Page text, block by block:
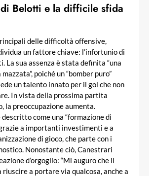
di Belotti e la difficile sfida
delle difficoltà offensive,
un fattore chiave: l’infortunio di
La sua assenza è stata definita “una
poiché un “bomber puro”
un talento innato per il gol che non
In vista della prossima partita
la preoccupazione aumenta.
descritto come una “formazione di
a importanti investimenti e a
di gioco, che parte con i
Nonostante ciò, Canestrari
d’orgoglio: “Mi auguro che il
riuscire a portare via qualcosa, anche a